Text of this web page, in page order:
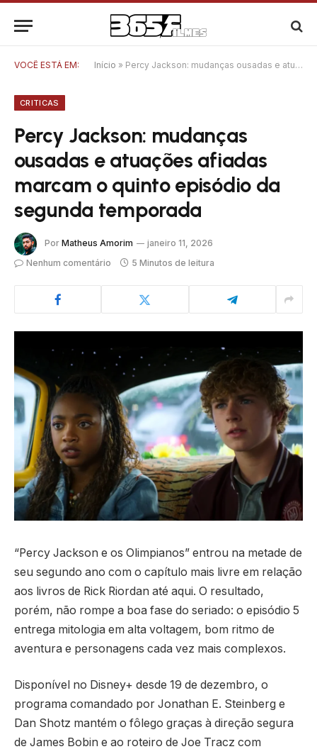
VOCÊ ESTÁ EM: Início » Percy Jackson: mudanças ousadas e atuações afiadas marcam o quinto episódio da segunda temporada
CRITICAS
Percy Jackson: mudanças
ousadas e atuações afiadas
marcam o quinto episódio da
segunda temporada
Por Matheus Amorim
janeiro 11, 2026
Nenhum comentário
5 Minutos de leitura
“Percy Jackson e os Olimpianos” entrou na metade de
seu segundo ano com o capítulo mais livre em relação
aos livros de Rick Riordan até aqui. O resultado,
porém, não rompe a boa fase do seriado: o episódio 5
entrega mitologia em alta voltagem, bom ritmo de
aventura e personagens cada vez mais complexos.
Disponível no Disney+ desde 19 de dezembro, o
programa comandado por Jonathan E. Steinberg e
Dan Shotz mantém o fôlego graças à direção segura
de James Bobin e ao roteiro de Joe Tracz com